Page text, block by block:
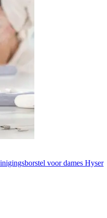
voor dames Hyser